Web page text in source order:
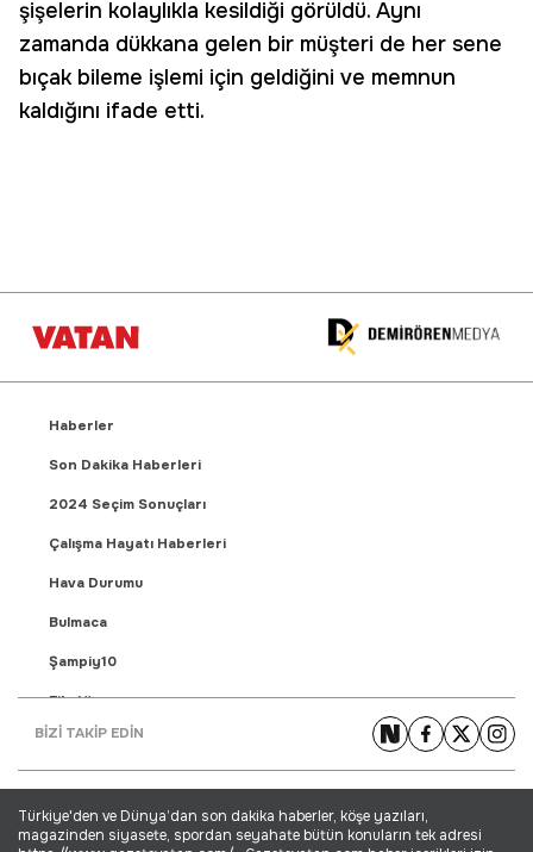
şişelerin kolaylıkla kesildiği görüldü. Aynı
zamanda dükkana gelen bir müşteri de her sene
bıçak bileme işlemi için geldiğini ve memnun
kaldığını ifade etti.
Haberler
Son Dakika Haberleri
2024 Seçim Sonuçları
Çalışma Hayatı Haberleri
Hava Durumu
Bulmaca
Şampiy10
Fikstür
Puan Durumu
Yaşam Haberleri
BİZİ TAKİP EDİN
Türkiye'den ve Dünya’dan son dakika haberler, köşe yazıları,
magazinden siyasete, spordan seyahate bütün konuların tek adresi